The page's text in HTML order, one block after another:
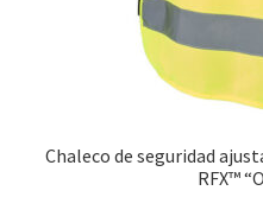
Chaleco de seguridad
RFX™